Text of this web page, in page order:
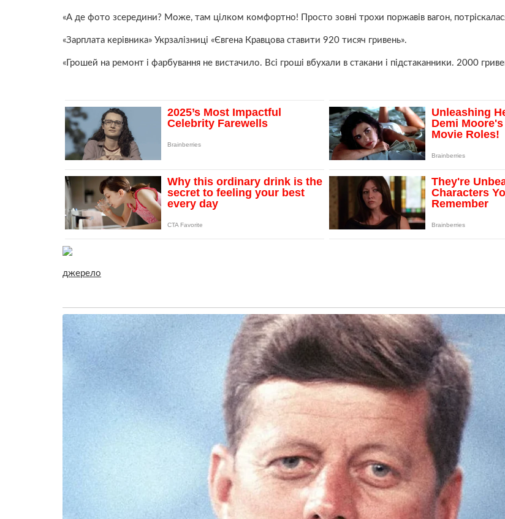
«А де фото зсередини? Може, там цілком комфортно! Просто зовні трохи поржавів вагон,
«Зарплата керівника» Укрзалізниці «Євгена Кравцова ставити 920 тисяч гривень».
«Грошей на ремонт і фарбування не вистачило. Всі гроші вбухали в стакани і підстаканники. 2000
джерело